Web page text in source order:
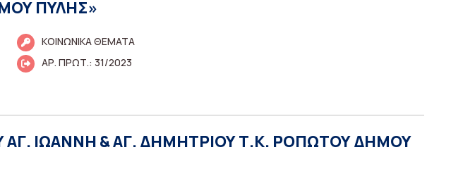
ΠΥΛΗΣ»
ΚΟΙΝΩΝΙΚΑ ΘΕΜΑΤΑ
ΑΡ. ΠΡΩΤ.: 31/2023
ΑΓ. ΙΩΑΝΝΗ & ΑΓ. ΔΗΜΗΤΡΙΟΥ Τ.Κ. ΡΟΠΩΤΟΥ ΔΗΜΟΥ